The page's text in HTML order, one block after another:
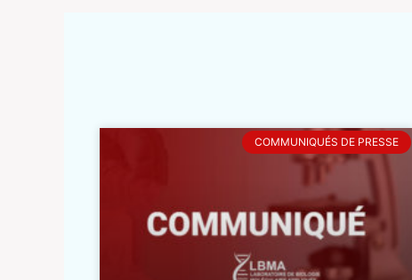
COMMUNIQUÉS DE PRESSE